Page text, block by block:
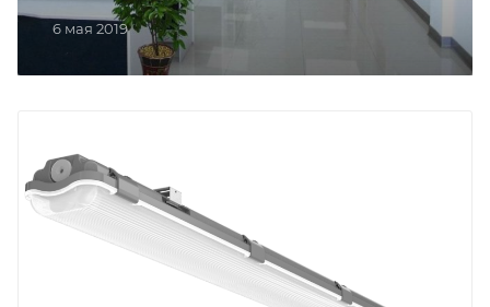
6 мая 2019